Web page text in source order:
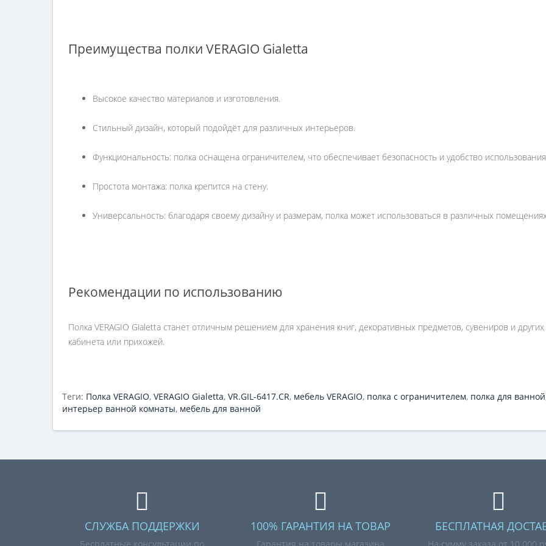
Преимущества полки VERAGIO Gialetta
Высокое качество материалов и изготовления.
Стильный дизайн, который подойдёт для различных интерьеров.
Функциональность: полка оснащена ограничителем, что обеспечивает безопасность и удобство
Простота монтажа: полка крепится на стену.
Универсальность: благодаря своему дизайну и размерам, полка может использоваться в различных
Рекомендации по использованию
Полка VERAGIO Gialetta станет отличным решением для хранения книг, декоративных предметов, сувениров и
кабинета или прихожей.
Теги: Полка VERAGIO, VERAGIO Gialetta, VR.GIL-6417.CR, мебель VERAGIO, полка с ограничителем, полка для ванной
интерьер ванной комнаты, мебель для ванной
СЛУЖБА ПОДДЕРЖКИ 100% ГАРАНТИЯ НА ТОВАР БЕСПЛАТНАЯ